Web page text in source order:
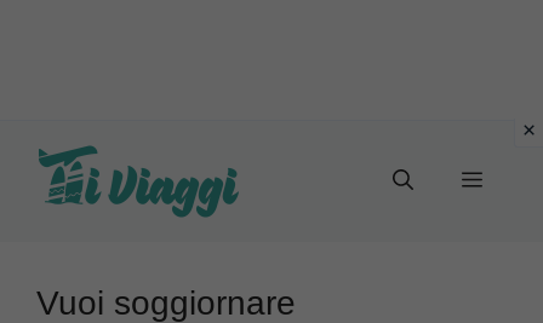
Menu
Vuoi soggiornare